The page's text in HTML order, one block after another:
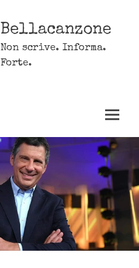
Bellacanzone
Non scrive. Informa.
Forte.
MENU